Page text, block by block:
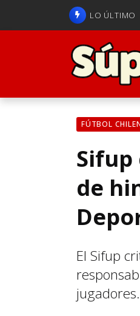
LO ÚLTIMO
FÚTBOL
Sifup
de
El Sifup
jugadores.